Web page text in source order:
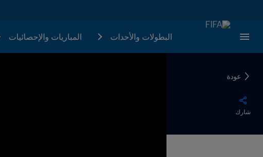
البطولات والأحدات المباريات والإحصائيات
عودة
شارك